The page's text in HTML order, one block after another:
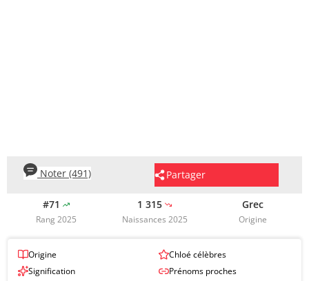
Partager
Noter (491)
#71
Rang 2025
1 315
Naissances 2025
Grec
Origine
Origine
Signification
Chloé célèbres
Prénoms proches